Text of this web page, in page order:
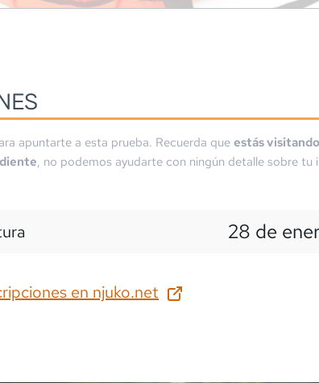
apuntarte a esta prueba. Recuerda que estás
, no podemos ayudarte con ningún detalle sobre tu
28 de
en njuko.net